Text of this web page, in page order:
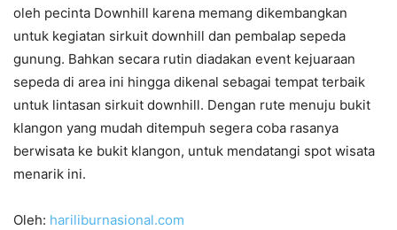
oleh pecinta Downhill karena memang dikembangkan
untuk kegiatan sirkuit downhill dan pembalap sepeda
gunung. Bahkan secara rutin diadakan event kejuaraan
sepeda di area ini hingga dikenal sebagai tempat terbaik
untuk lintasan sirkuit downhill. Dengan rute menuju bukit
klangon yang mudah ditempuh segera coba rasanya
berwisata ke bukit klangon, untuk mendatangi spot wisata
menarik ini.
Oleh: hariliburnasional.com